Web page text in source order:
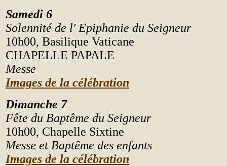
Samedi 6
Solennité de l' Epiphanie du Seigneur
10h00, Basilique Vaticane
CHAPELLE PAPALE
Messe
Images de la célébration
Dimanche 7
Fête du Baptême du Seigneur
10h00, Chapelle Sixtine
Messe et Baptême des enfants
Images de la célébration